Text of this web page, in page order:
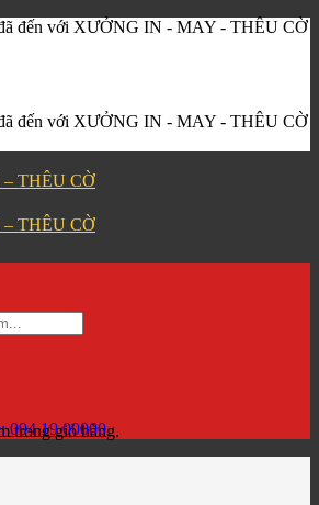
đến với XƯỞNG IN - MAY - THÊU CỜ
đến với XƯỞNG IN - MAY - THÊU CỜ
trong giỏ hàng.
094 19 00000